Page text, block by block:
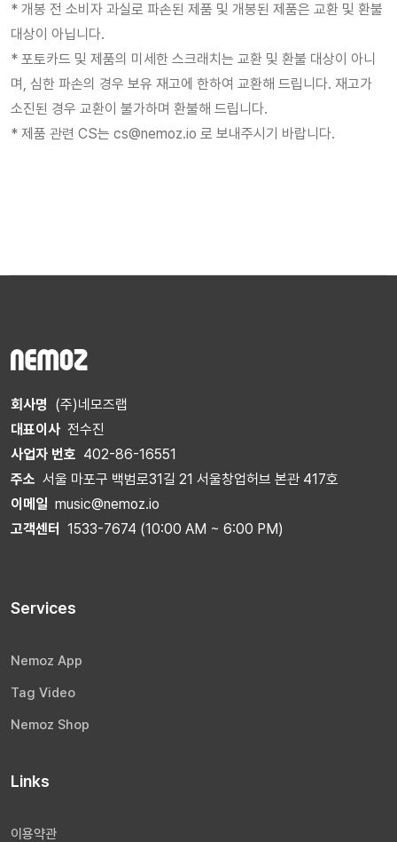
* 개봉 전 소비자 과실로 파손된 제품 및 개봉된 제품은 교환 및 환불
대상이 아닙니다.
* 포토카드 및 제품의 미세한 스크래치는 교환 및 환불 대상이 아니
며, 심한 파손의 경우 보유 재고에 한하여 교환해 드립니다. 재고가
소진된 경우 교환이 불가하며 환불해 드립니다.
* 제품 관련 CS는 cs@nemoz.io 로 보내주시기 바랍니다.
회사명 (주)네모즈랩
대표이사 전수진
사업자 번호 402-86-16551
주소 서울 마포구 백범로31길 21 서울창업허브 본관 417호
이메일 music@nemoz.io
고객센터
1533-7674 (10:00 AM ~ 6:00 PM)
Services
Nemoz App
Tag Video
Nemoz Shop
Links
이용약관